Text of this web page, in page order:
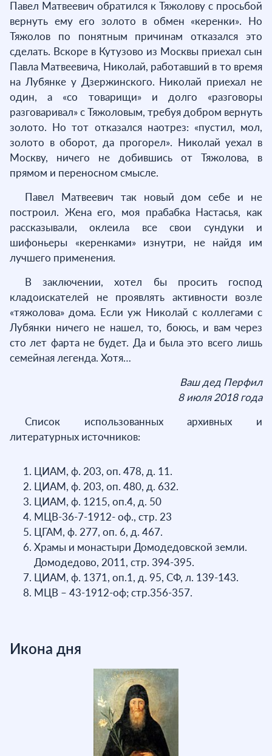
Павел Матвеевич обратился к Тяжолову с просьбой
вернуть ему его золото в обмен «керенки». Но
Тяжолов по понятным причинам отказался это
сделать. Вскоре в Кутузово из Москвы приехал сын
Павла Матвеевича, Николай, работавший в то время
на Лубянке у Дзержинского. Николай приехал не
один, а «со товарищи» и долго «разговоры
разговаривал» с Тяжоловым, требуя добром вернуть
золото. Но тот отказался наотрез: «пустил, мол,
золото в оборот, да прогорел». Николай уехал в
Москву, ничего не добившись от Тяжолова, в
прямом и переносном смысле.
Павел Матвеевич так новый дом себе и не
построил. Жена его, моя прабабка Настасья, как
рассказывали, оклеила все свои сундуки и
шифоньеры «керенками» изнутри, не найдя им
лучшего применения.
В заключении, хотел бы просить господ
кладоискателей не проявлять активности возле
«тяжолова» дома. Если уж Николай с коллегами с
Лубянки ничего не нашел, то, боюсь, и вам через
сто лет фарта не будет. Да и была это всего лишь
семейная легенда. Хотя…
Ваш дед Перфил
8 июля 2018 года
Список использованных архивных и
литературных источников:
ЦИАМ, ф. 203, оп. 478, д. 11.
ЦИАМ, ф. 203, оп. 480, д. 632.
ЦИАМ, ф. 1215, оп.4, д. 50
МЦВ-36-7-1912- оф., стр. 23
ЦГАМ, ф. 277, оп. 6, д. 467.
Храмы и монастыри Домодедовской земли.
Домодедово, 2011, стр. 394-395.
ЦИАМ, ф. 1371, оп.1, д. 95, СФ, л. 139-143.
МЦВ – 43-1912-оф; стр.356-357.
Икона дня